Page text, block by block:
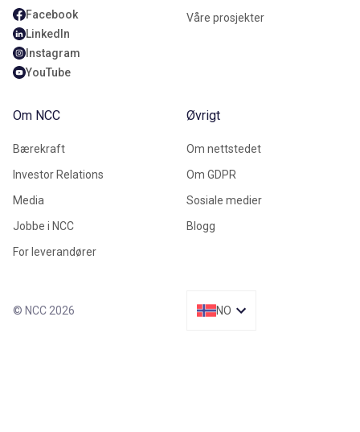
Facebook
LinkedIn
Instagram
YouTube
Våre prosjekter
Om NCC
Bærekraft
Investor Relations
Media
Jobbe i NCC
For leverandører
Øvrigt
Om nettstedet
Om GDPR
Sosiale medier
Blogg
© NCC 2026 NO